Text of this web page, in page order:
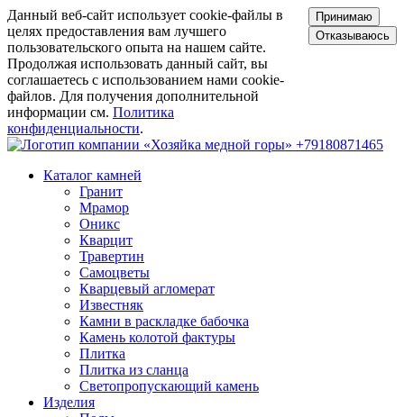
Данный веб-сайт использует cookie-файлы в
целях предоставления вам лучшего
пользовательского опыта на нашем сайте.
Продолжая использовать данный сайт, вы
соглашаетесь с использованием нами cookie-
файлов. Для получения дополнительной
информации см. Политика
конфиденциальности.
Принимаю
Отказываюсь
+79180871465
Каталог камней
Гранит
Мрамор
Оникс
Кварцит
Травертин
Самоцветы
Кварцевый агломерат
Известняк
Камни в раскладке бабочка
Камень колотой фактуры
Плитка
Плитка из сланца
Светопропускающий камень
Изделия